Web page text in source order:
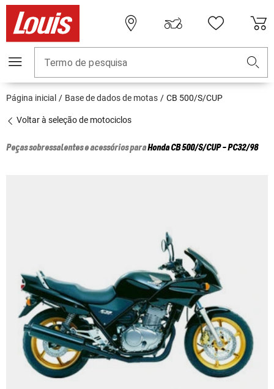
Termo de pesquisa
Página inicial Base de dados de motas CB 500/S/CUP
Voltar à seleção de motociclos
Peças sobressalentes e acessórios paraHondaCB 500/S/CUP - PC32/98